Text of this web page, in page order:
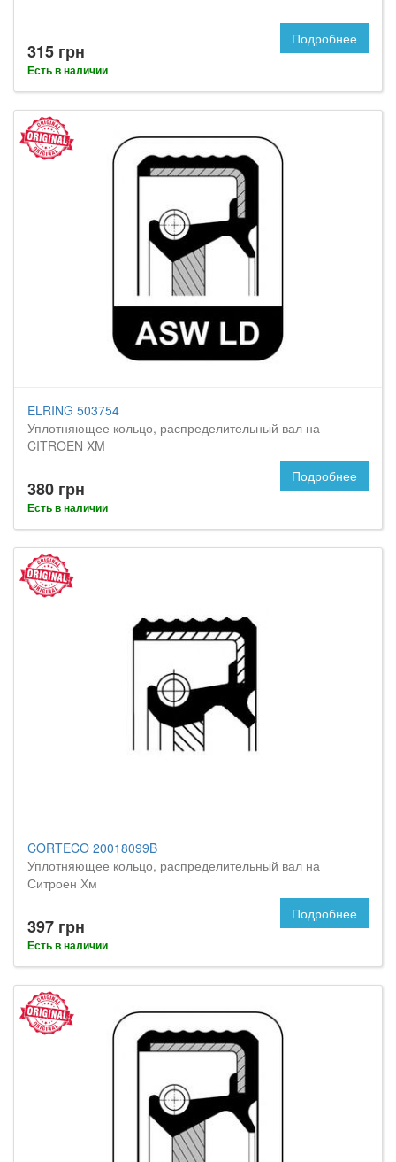
315 грн
Есть в наличии
Подробнее
ELRING 503754
Уплотняющее кольцо, распределительный вал на
CITROEN XM
380 грн
Есть в наличии
Подробнее
CORTECO 20018099B
Уплотняющее кольцо, распределительный вал на
Ситроен Хм
397 грн
Есть в наличии
Подробнее